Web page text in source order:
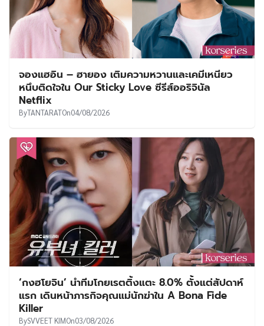
จองแฮอิน – ฮายอง เติมความหวานและเคมีเหนียว
หนึบติดใจใน Our Sticky Love ซีรีส์ออริจินัล
Netflix
ByTANTARATOn04/08/2026
‘กงฮโยจิน’ นำทีมโกยเรตติ้งแตะ 8.0% ตั้งแต่สัปดาห์
แรก เดินหน้าภารกิจคุณแม่นักฆ่าใน A Bona Fide
Killer
BySVVEET KIMOn03/08/2026